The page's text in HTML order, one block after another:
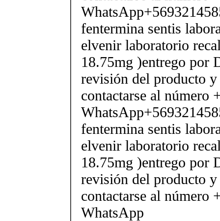
fentermina sentis
elvenir laboratorio
18.75mg )entrego por
revisión del producto
contactarse al número
fentermina sentis
elvenir laboratorio
18.75mg )entrego por
revisión del producto
contactarse al número
WhatsApp